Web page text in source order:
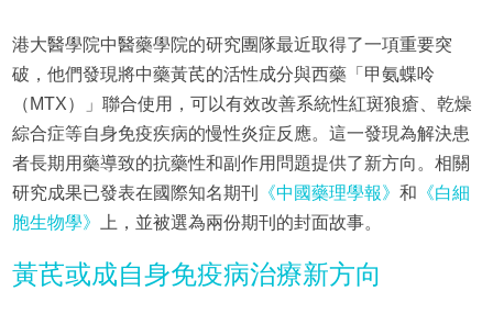
港大醫學院中醫藥學院的研究團隊最近取得了一項重要突
破，他們發現將中藥黃芪的活性成分與西藥「甲氨蝶呤
（MTX）」聯合使用，可以有效改善系統性紅斑狼瘡、乾燥
綜合症等自身免疫疾病的慢性炎症反應。這一發現為解決患
者長期用藥導致的抗藥性和副作用問題提供了新方向。相關
研究成果已發表在國際知名期刊
《中國藥理學報》 和 《白細
胞生物學》
上，並被選為兩份期刊的封面故事。
黃芪或成自身免疫病治療新方向